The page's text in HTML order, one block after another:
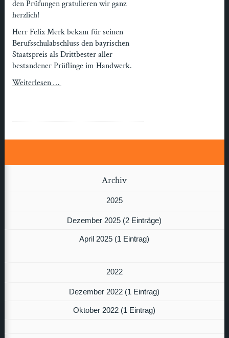
den Prüfungen gratulieren wir ganz
herzlich!
Herr Felix Merk bekam für seinen
Berufsschulabschluss den bayrischen
Staatspreis als Drittbester aller
bestandener Prüflinge im Handwerk.
Weiterlesen …
Archiv
2025
Dezember 2025 (2 Einträge)
April 2025 (1 Eintrag)
2022
Dezember 2022 (1 Eintrag)
Oktober 2022 (1 Eintrag)